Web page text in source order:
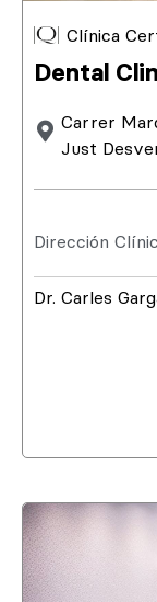
Clínica
Dental
Carrer
Just
Dirección
Dr. Carles